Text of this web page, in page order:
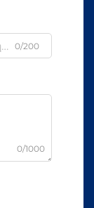
0/200
0/1000